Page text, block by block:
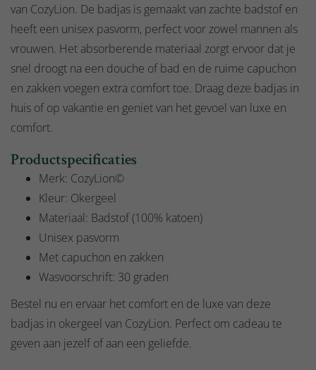
van CozyLion. De badjas is gemaakt van zachte badstof en
heeft een unisex pasvorm, perfect voor zowel mannen als
vrouwen. Het absorberende materiaal zorgt ervoor dat je
snel droogt na een douche of bad en de ruime capuchon
en zakken voegen extra comfort toe. Draag deze badjas in
huis of op vakantie en geniet van het gevoel van luxe en
comfort.
Productspecificaties
Merk: CozyLion©
Kleur: Okergeel
Materiaal: Badstof (100% katoen)
Unisex pasvorm
Met capuchon en zakken
Wasvoorschrift: 30 graden
Bestel nu en ervaar het comfort en de luxe van deze
badjas in okergeel van CozyLion. Perfect om cadeau te
geven aan jezelf of aan een geliefde.